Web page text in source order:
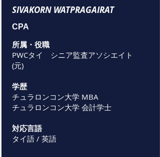
SIVAKORN WATPRAGAIRAT
CPA
所属・役職
PWCタイ シニア監査アソシエイト
(元)
学歴
チュラロンコン大学 MBA
チュラロンコン大学 会計学士
対応言語
タイ語 / 英語